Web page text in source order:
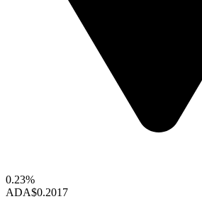
0.23%
ADA$0.2017